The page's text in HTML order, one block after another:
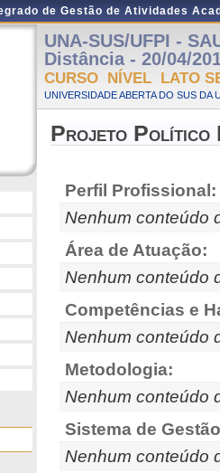
de Gestão de Atividades
UNA-SUS/UFPI -
Distância - 20/04/
CURSO NÍVEL LATO
UNIVERSIDADE ABERTA DO SUS DA
Projeto Político
Perfil Profissional:
Nenhum conteúdo
Área de Atuação:
Nenhum conteúdo
Competências e
Nenhum conteúdo
Metodologia:
Nenhum conteúdo
Sistema de
Nenhum conteúdo